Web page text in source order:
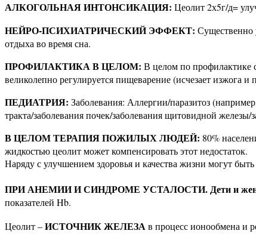
АЛКОГОЛЬНАЯ ИНТОНСИКАЦИЯ: Цеолит 2х5г/д=
НЕЙРО-ПСИХИАТРИЧЕСКИЙ ЭФФЕКТ: Существенно
отдыха во время сна.
ПРОФИЛАКТИКА В ЦЕЛОМ: В целом по профилактике
великолепно регулируется пищеварение (исчезает
ПЕДИАТРИЯ: Заболевания: Аллергии/паразитоз
тракта/заболевания почек/заболевания щитовидной
В ЦЕЛОМ ТЕРАПИЯ ПОЖИЛЫХ ЛЮДЕЙ: 80%
жидкостью цеолит может компенсировать этот недостаток.
Наряду с улучшением здоровья и качества жизни могут
ПРИ АНЕМИИ И СИНДРОМЕ УСТАЛОСТИ.Дети и
показателей Hb.
Цеолит –ИСТОЧНИК ЖЕЛЕЗАв процесс ионообмена и